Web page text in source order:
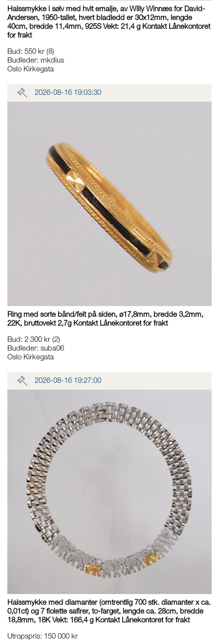
Halssmykke i sølv med hvit emalje, av Willy Winnæs for David-
Andersen, 1950-tallet, hvert bladledd er 30x12mm, lengde
40cm, bredde 11,4mm, 925S Vekt: 21,4 g Kontakt Lånekontoret
for frakt
Bud: 550 kr (8)
Budleder: mkdius
Oslo Kirkegata
2026-08-16 19:03:30
Ring med sorte bånd/felt på siden, ø17,8mm, bredde 3,2mm,
22K, bruttovekt 2,7g Kontakt Lånekontoret for frakt
Bud: 2 300 kr (2)
Budleder: suba06
Oslo Kirkegata
2026-08-16 19:27:00
Halssmykke med diamanter (omtrentlig 700 stk. diamanter x ca.
0,01ct) og 7 fiolette safirer, to-farget, lengde ca. 28cm, bredde
18,8mm, 18K Vekt: 166,4 g Kontakt Lånekontoret for frakt
Utropspris: 150 000 kr